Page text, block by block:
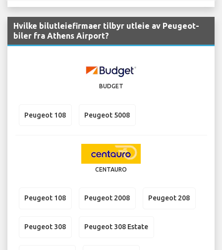
Hvilke bilutleiefirmaer tilbyr utleie av Peugeot-
biler fra Athens Airport?
BUDGET
Peugeot 108 Peugeot 5008
CENTAURO
Peugeot 108 Peugeot 2008 Peugeot 208
Peugeot 308 Peugeot 308 Estate